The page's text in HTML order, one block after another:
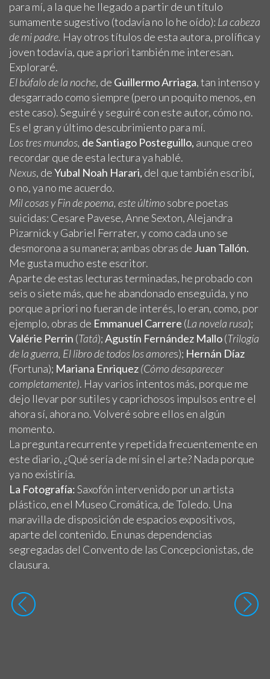
para mí, a la que he llegado a partir de un título
sumamente sugestivo (todavía no lo he oído): La cabeza
de mi padre. Hay otros títulos de esta autora, prolífica y
joven todavía, que a priori también me interesan.
Exploraré.
El búfalo de la noche, de Guillermo Arriaga, tan intenso y
desgarrado como siempre (pero un poquito menos, en
este caso). Seguiré y seguiré con este autor, cómo no.
Es el gran y último descubrimiento para mí.
Los tres mundos, de Santiago Posteguillo, aunque creo
recordar que de esta lectura ya hablé.
Nexus, deYubal Noah Harari, del que también escribí,
o no, ya no me acuerdo.
Mil cosas y Fin de poema, este últimosobre poetas
suicidas: Cesare Pavese, Anne Sexton, Alejandra
Pizarnick y Gabriel Ferrater, y como cada uno se
desmorona a su manera; ambas obras de Juan Tallón.
Me gusta mucho este escritor.
Aparte de estas lecturas terminadas, he probado con
seis o siete más, que he abandonado enseguida, y no
porque a priori no fueran de interés, lo eran, como, por
ejemplo, obras de Emmanuel Carrere (La novela rusa);
Valérie Perrin (Tatá);Agustín Fernández Mallo(Trilogía
de la guerra, El libro de todos los amores); Hernán Díaz
(Fortuna); Mariana Enriquez(Cómo desaparecer
completamente). Hay varios intentos más, porque me
dejo llevar por sutiles y caprichosos impulsos entre el
ahora sí, ahora no. Volveré sobre ellos en algún
momento.
La pregunta recurrente y repetida frecuentemente en
este diario, ¿Qué sería de mí sin el arte? Nada porque
ya no existiría.
La Fotografía:Saxofón intervenido por un artista
plástico, en el Museo Cromática, de Toledo. Una
maravilla de disposición de espacios expositivos,
aparte del contenido. En unas dependencias
segregadas del Convento de las Concepcionistas, de
clausura.